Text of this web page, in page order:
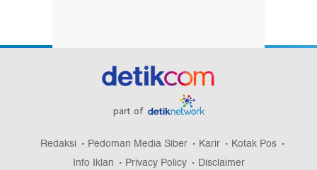
part of
Redaksi Pedoman Media Siber Karir
Kotak Pos
Info Iklan
Privacy Policy Disclaimer